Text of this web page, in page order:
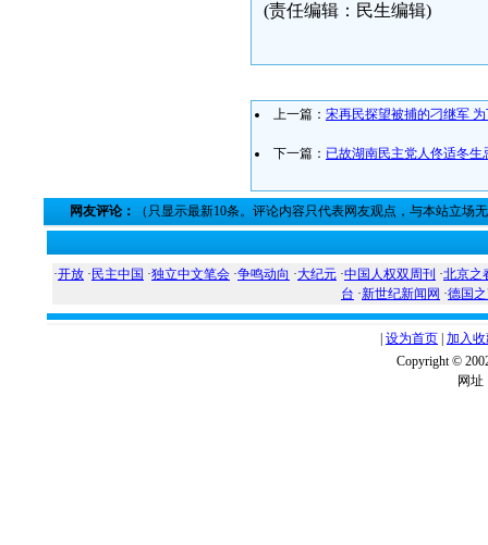
(责任编辑：民生编辑)
上一篇： 宋再民探望被捕的刁继军
下一篇： 已故湖南民主党人佟适冬生
网友评论： （只显示最新10条。评论内容只代表网友观点，与本站立场
·开放 · 民主中国 ·独立中文笔会 ·争鸣动向 ·大纪元 ·中国人权双周刊 ·北京之
台 ·新世纪新闻网 ·德国
设为首页 加入
Copyright ©
网址